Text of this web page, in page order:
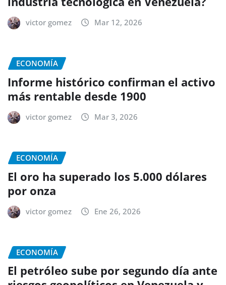
victor gomez Mar 12, 2026
ECONOMÍA
Informe histórico confirman el activo
más rentable desde 1900
victor gomez Mar 3, 2026
ECONOMÍA
El oro ha superado los 5.000 dólares
por onza
victor gomez Ene 26, 2026
ECONOMÍA
El petróleo sube por segundo día ante